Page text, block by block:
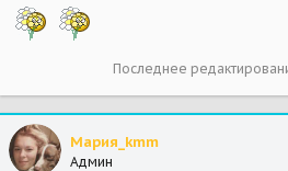
Последнее
Мария_kmm
Админ